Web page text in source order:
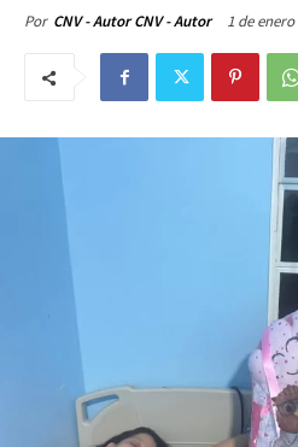
Por CNV - Autor CNV - Autor 1 de enero